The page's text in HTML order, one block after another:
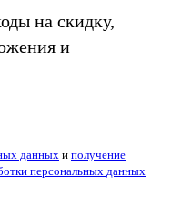
на скидку,
и
данных и получение
персональных данных